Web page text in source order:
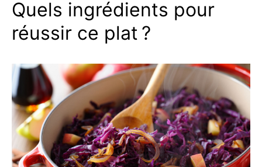
Quels ingrédients pour
réussir ce plat ?